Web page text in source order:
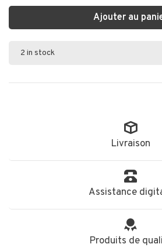
Ajouter au
2 in stock
Livraison
Assistance
Produits de